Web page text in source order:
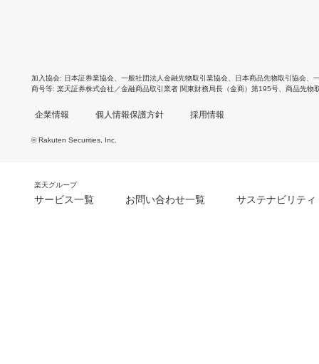
加入協会 日本証券業協会、 一般社団法人金融先物取引業協会、 日本商品先物取引協会、
商号等 楽天証券株式会社／金融商品取引業者 関東財務局長（金商）第195号、商品先物
企業情報 個人情報保護方針 採用情報
© Rakuten Securities, Inc.
楽天グループ
サービス一覧 お問い合わせ一覧 サステナビリティ